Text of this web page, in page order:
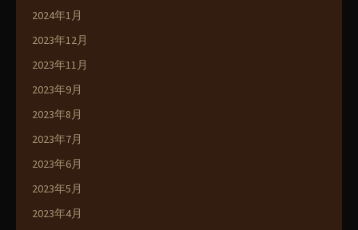
2024年1月
2023年12月
2023年11月
2023年9月
2023年8月
2023年7月
2023年6月
2023年5月
2023年4月